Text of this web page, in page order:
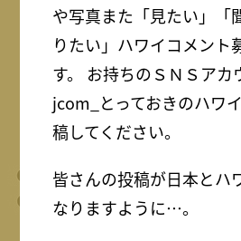
や写真また「見たい」「
りたい」ハワイコメント
す。 お持ちのＳＮＳアカ
jcom_とっておきのハワ
稿してください。
皆さんの投稿が日本とハ
なりますように…。